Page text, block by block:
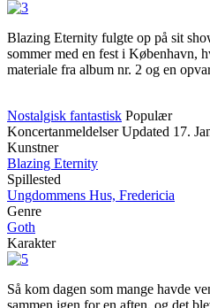
Blazing Eternity fulgte op på sit
sommer med en fest i København,
materiale fra album nr. 2 og en
Nostalgisk fantastisk Populær
Koncertanmeldelser Updated 17.
Kunstner
Blazing Eternity
Spillested
Ungdommens Hus, Fredericia
Genre
Goth
Karakter
Så kom dagen som mange havde
sammen igen for en aften, og det